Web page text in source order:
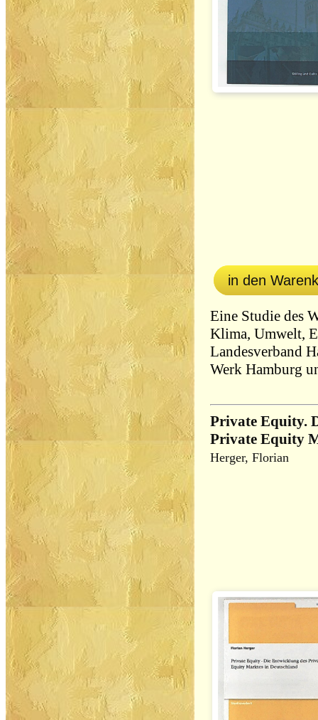
in den
Eine Studie des
Klima, Umwelt,
Landesverband
Werk Hamburg
Private Equity.
Private Equity
Herger, Florian